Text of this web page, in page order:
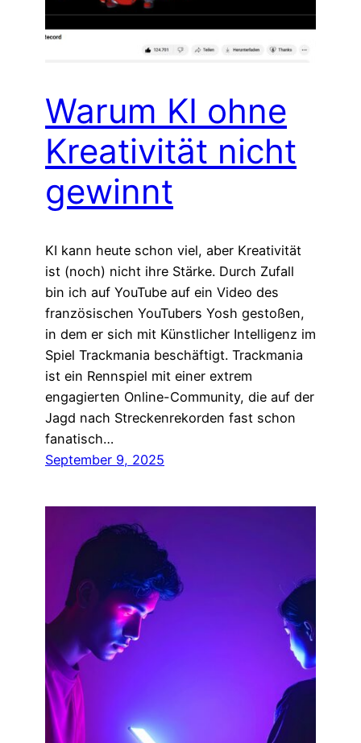
Warum KI ohne
Kreativität nicht
gewinnt
KI kann heute schon viel, aber Kreativität
ist (noch) nicht ihre Stärke. Durch Zufall
bin ich auf YouTube auf ein Video des
französischen YouTubers Yosh gestoßen,
in dem er sich mit Künstlicher Intelligenz im
Spiel Trackmania beschäftigt. Trackmania
ist ein Rennspiel mit einer extrem
engagierten Online-Community, die auf der
Jagd nach Streckenrekorden fast schon
fanatisch…
September 9, 2025